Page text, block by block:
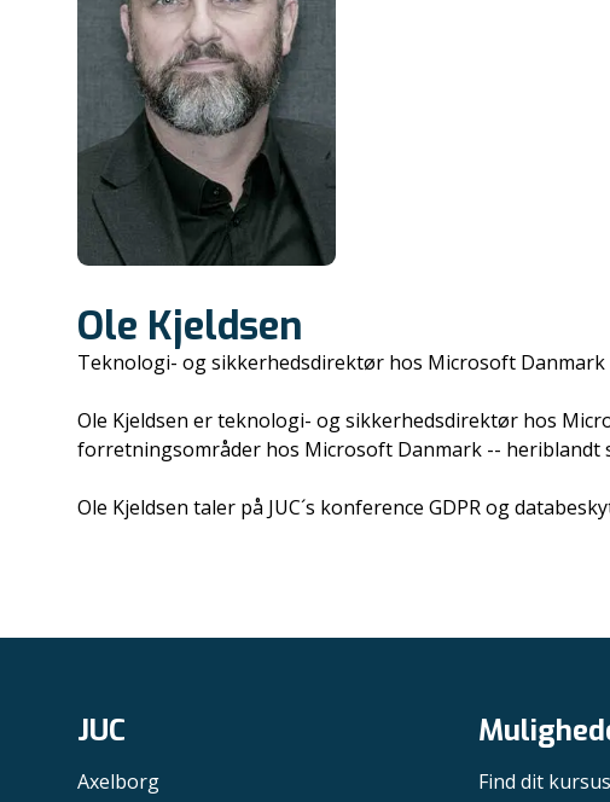
Ole Kjeldsen
Teknologi- og sikkerhedsdirektør hos Microsoft Danmark
Ole Kjeldsen er teknologi- og sikkerhedsdirektør hos
forretningsområder hos Microsoft Danmark -- heriblandt
Ole Kjeldsen taler på JUC´s konference GDPR og
JUC
Axelborg
Find dit kursus